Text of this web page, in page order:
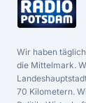
Wir haben
die Mittelmark.
70 Kilometern.